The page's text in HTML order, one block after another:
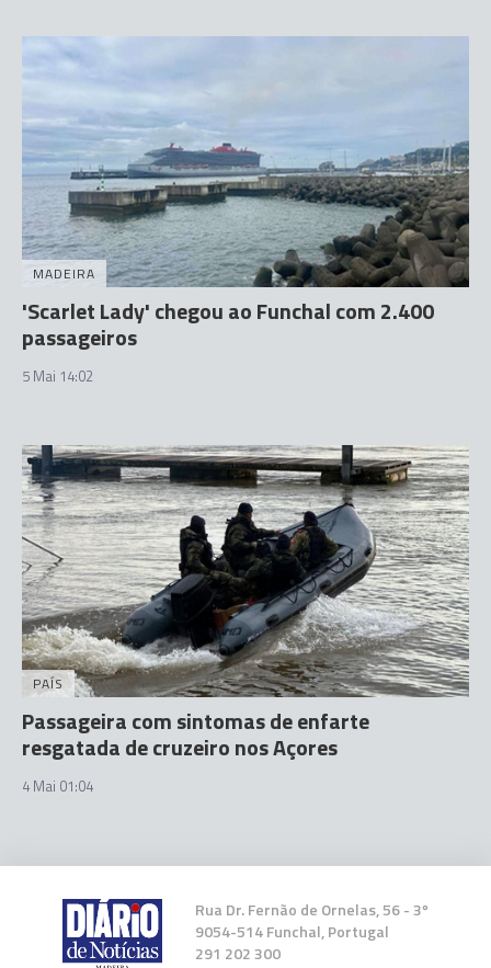
MADEIRA
'Scarlet Lady' chegou ao Funchal com 2.400
passageiros
5 Mai 14:02
PAÍS
Passageira com sintomas de enfarte
resgatada de cruzeiro nos Açores
4 Mai 01:04
Rua Dr. Fernão de Ornelas, 56 - 3º
9054-514 Funchal, Portugal
291 202 300